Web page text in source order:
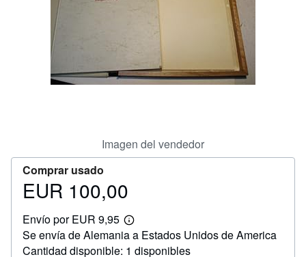
Comenzar a vender
CERRAR
Imagen del vendedor
Comprar usado
Precio
100,00
EUR 100,00
Envío por EUR 9,95
Más
información
sobre
las
Se envía de Alemania a Estados Unidos de America
Cantidad disponible: 1 disponibles